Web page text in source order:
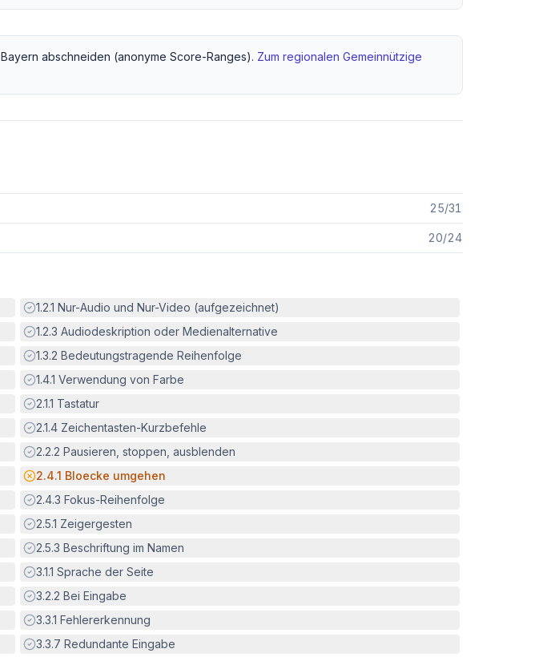
Bayern abschneiden (anonyme Score-Ranges). Zum regionalen Gemeinnützige
25/31
20/24
Erfüllt:
1.2.1 Nur-Audio und Nur-Video (aufgezeichnet)
Erfüllt:
1.2.3 Audiodeskription oder Medienalternative
Erfüllt:
1.3.2 Bedeutungstragende Reihenfolge
Erfüllt:
1.4.1 Verwendung von Farbe
Erfüllt:
2.1.1 Tastatur
Erfüllt:
2.1.4 Zeichentasten-Kurzbefehle
Erfüllt:
2.2.2 Pausieren, stoppen, ausblenden
Potenzielle Barriere:
2.4.1 Bloecke umgehen
Erfüllt:
2.4.3 Fokus-Reihenfolge
Erfüllt:
2.5.1 Zeigergesten
Erfüllt:
2.5.3 Beschriftung im Namen
Erfüllt:
3.1.1 Sprache der Seite
Erfüllt:
3.2.2 Bei Eingabe
Erfüllt:
3.3.1 Fehlererkennung
Erfüllt:
3.3.7 Redundante Eingabe